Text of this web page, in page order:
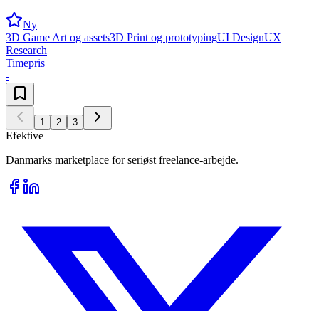
Ny
3D Game Art og assets3D Print og prototypingUI DesignUX
Research
Timepris
-
1 2 3
Efektive
Danmarks marketplace for seriøst freelance-arbejde.